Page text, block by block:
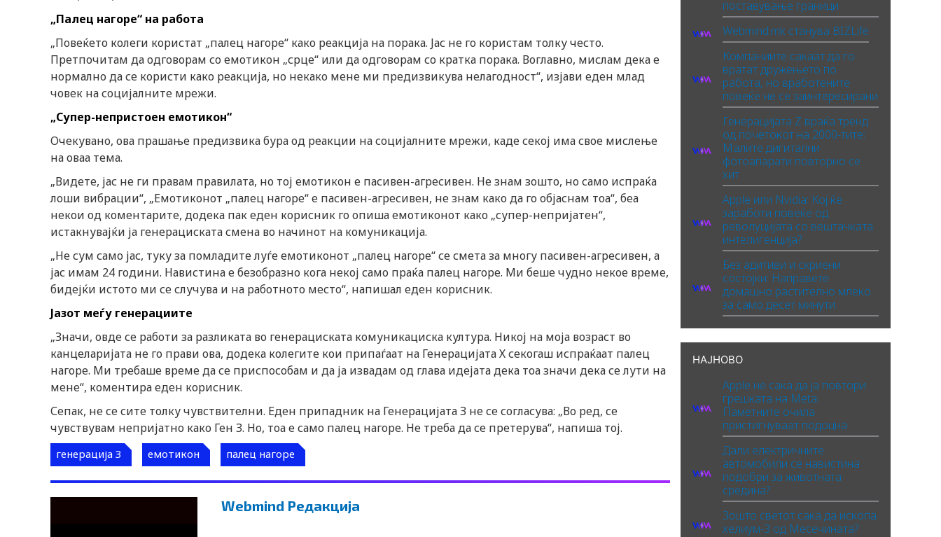
„Палец нагоре“ на работа
„Повеќето колеги користат „палец нагоре“ како реакција на порака. Јас не го користам толку често.
Претпочитам да одговорам со емотикон „срце“ или да одговорам со кратка порака. Воглавно, мислам дека е
нормално да се користи како реакција, но некако мене ми предизвикува нелагодност“, изјави еден млад
човек на социјалните мрежи.
„Супер-непристоен емотикон“
Очекувано, ова прашање предизвика бура од реакции на социјалните мрежи, каде секој има свое мислење
на оваа тема.
„Видете, јас не ги правам правилата, но тој емотикон е пасивен-агресивен. Не знам зошто, но само испраќа
лоши вибрации“, „Емотиконот „палец нагоре“ е пасивен-агресивен, не знам како да го објаснам тоа“, беа
некои од коментарите, додека пак еден корисник го опиша емотиконот како „супер-непријатен“,
истакнувајќи ја генерациската смена во начинот на комуникација.
„Не сум само јас, туку за помладите луѓе емотиконот „палец нагоре“ се смета за многу пасивен-агресивен, а
јас имам 24 години. Навистина е безобразно кога некој само праќа палец нагоре. Ми беше чудно некое време,
бидејќи истото ми се случува и на работното место“, напишал еден корисник.
Јазот меѓу генерациите
„Значи, овде се работи за разликата во генерациската комуникациска култура. Никој на моја возраст во
канцеларијата не го прави ова, додека колегите кои припаѓаат на Генерацијата Х секогаш испраќаат палец
нагоре. Ми требаше време да се приспособам и да ја извадам од глава идејата дека тоа значи дека се лути на
мене“, коментира еден корисник.
Сепак, не се сите толку чувствителни. Еден припадник на Генерацијата З не се согласува: „Во ред, се
чувствувам непријатно како Ген З. Но, тоа е само палец нагоре. Не треба да се претерува“, напиша тој.
генерација З емотикон палец нагоре
Webmind Редакција
поставување граници
Webmind.mk станува BIZLife
Компаниите сакаат да го
вратат дружењето по
работа, но вработените
повеќе не се заинтересирани
Генерацијата Z враќа тренд
од почетокот на 2000-тите:
Малите дигитални
фотоапарати повторно се
хит
Apple или Nvidia: Кој ќе
заработи повеќе од
револуцијата со вештачката
интелигенција?
Без адитиви и скриени
состојки: Направете
домашно растително млеко
за само десет минути
НАЈНОВО
Apple не сака да ја повтори
грешката на Meta:
Паметните очила
пристигнуваат подоцна
Дали електричните
автомобили се навистина
подобри за животната
средина?
Зошто светот сака да ископа
хелиум-3 од Месечината?